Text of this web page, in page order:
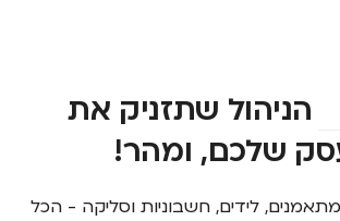
הניהול שתזניק את
שלכם, ומהר!
לידים, חשבוניות וסליקה - הכל